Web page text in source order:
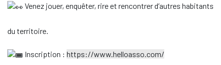
Venez jouer, enquêter, rire et rencontrer d’autres habitants
du territoire.
Inscription : https://www.helloasso.com/